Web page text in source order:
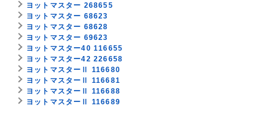
ヨットマスター 268655
ヨットマスター 68623
ヨットマスター 68628
ヨットマスター 69623
ヨットマスター40 116655
ヨットマスター42 226658
ヨットマスターⅡ 116680
ヨットマスターⅡ 116681
ヨットマスターⅡ 116688
ヨットマスターⅡ 116689